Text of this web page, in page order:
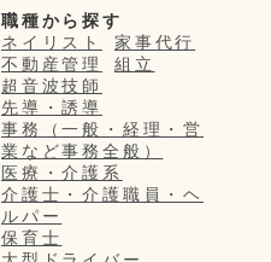
職種から探す
ネイリスト
家事代行
不動産管理
組立
超音波技師
先導・誘導
事務（一般・経理・営
業など事務全般）
医療・介護系
介護士・介護職員・ヘ
ルパー
保育士